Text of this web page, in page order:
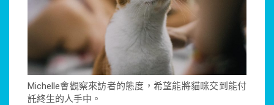
Michelle會觀察來訪者的態度，希望能將貓咪交到能付
託終生的人手中。